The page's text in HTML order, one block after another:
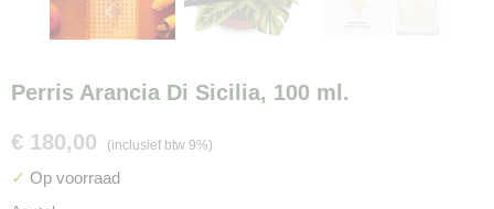
Perris Arancia Di Sicilia, 100 ml.
€ 180,00 (inclusief btw 9%)
✓ Op voorraad